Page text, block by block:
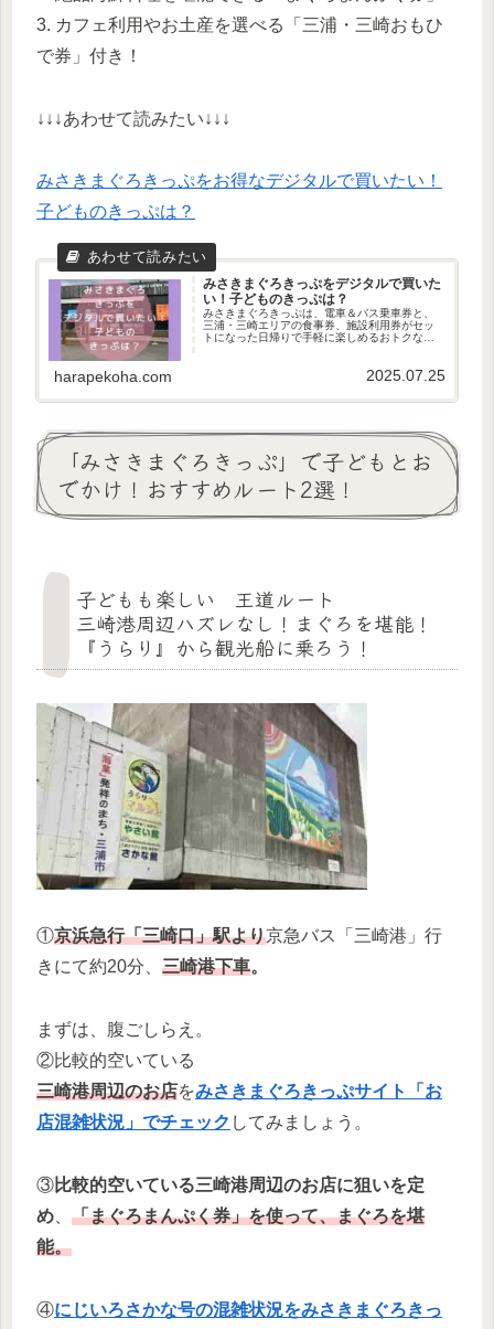
3. カフェ利用やお土産を選べる「三浦・三崎おもひ
で券」付き！
↓↓↓あわせて読みたい↓↓↓
みさきまぐろきっぷをお得なデジタルで買いたい！
子どものきっぷは？
みさきまぐろきっぷをデジタルで買いた
い！子どものきっぷは？
みさきまぐろきっぷは、電車＆バス乗車券と、
三浦・三崎エリアの食事券、施設利用券がセッ
トになった日帰りで手軽に楽しめるおトクなき
きっぷはどう買うのかをご紹介！
harapekoha.com 2025.07.25
「みさきまぐろきっぷ」で子どもとお
でかけ！おすすめルート2選！
子どもも楽しい 王道ルート
三崎港周辺ハズレなし！まぐろを堪能！
『うらり』から観光船に乗ろう！
①京浜急行「三崎口」駅より京急バス「三崎港」行
きにて約20分、 三崎港下車。
まずは、腹ごしらえ。
②比較的空いている
三崎港周辺のお店をみさきまぐろきっぷサイト「お
店混雑状況」でチェック してみましょう。
③比較的空いている三崎港周辺のお店に狙いを定
め
「まぐろまんぷく券」を使って、まぐろを堪
能。
④にじいろさかな号の混雑状況をみさきまぐろきっ